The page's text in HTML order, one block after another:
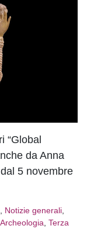
“Global
da Anna
5 novembre
Notizie generali
Terza